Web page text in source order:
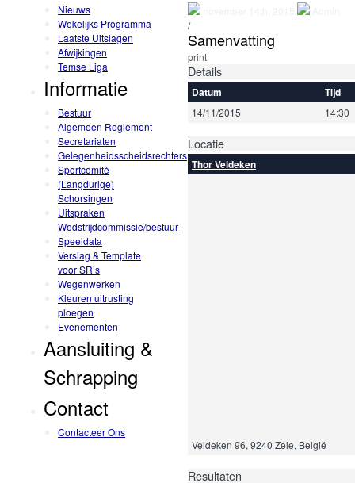
Nieuws
Wekelijks Programma
Laatste Uitslagen
Afwijkingen
Temse Liga
Informatie
Bestuur
Algemeen Reglement
Secretariaten
Gelegenheidsscheidsrechters
Sportcomité
(Langdurige)
Schorsingen
Uitspraken
Wedstrijdcommissie/bestuur
Speeldata
Verslag & Template
voor SR’s
Wegenwerken
Kleuren uitrusting
ploegen
Evenementen
Aansluiting &
Schrapping
Contact
Contacteer Ons
/
Samenvatting
print
Details
Datum Tijd
14/11/2015 14:30
Locatie
Thor Veldeken
Veldeken 96, 9240 Zele, België
Resultaten